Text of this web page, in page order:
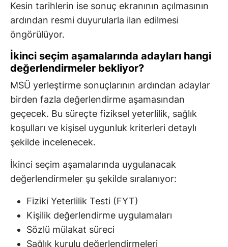
Kesin tarihlerin ise sonuç ekranının açılmasının
ardından resmi duyurularla ilan edilmesi
öngörülüyor.
İkinci seçim aşamalarında adayları hangi
değerlendirmeler bekliyor?
MSÜ yerleştirme sonuçlarının ardından adaylar
birden fazla değerlendirme aşamasından
geçecek. Bu süreçte fiziksel yeterlilik, sağlık
koşulları ve kişisel uygunluk kriterleri detaylı
şekilde incelenecek.
İkinci seçim aşamalarında uygulanacak
değerlendirmeler şu şekilde sıralanıyor:
Fiziki Yeterlilik Testi (FYT)
Kişilik değerlendirme uygulamaları
Sözlü mülakat süreci
Sağlık kurulu değerlendirmeleri